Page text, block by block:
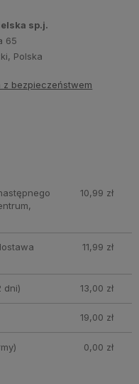
sp.j.
65
Polska
z bezpieczeństwem
10,99 zł
11,99 zł
dni) 13,00 zł
19,00 zł
0,00 zł